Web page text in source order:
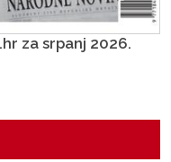
za srpanj 2026.